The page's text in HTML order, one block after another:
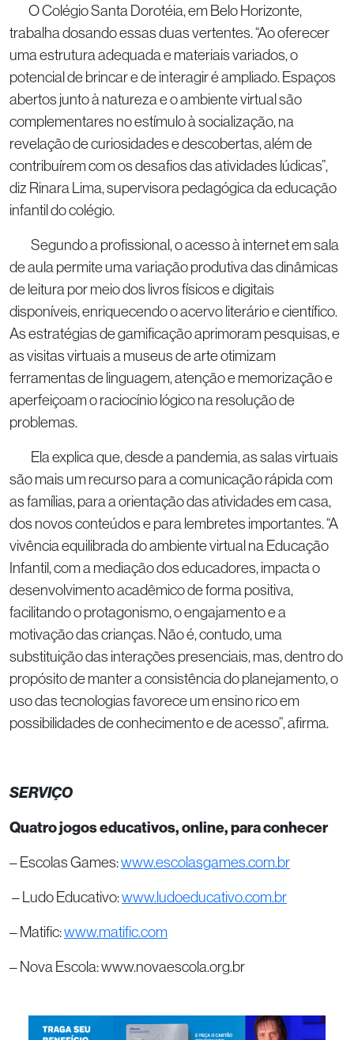
O Colégio Santa Dorotéia, em Belo Horizonte,
trabalha dosando essas duas vertentes. “Ao oferecer
uma estrutura adequada e materiais variados, o
potencial de brincar e de interagir é ampliado. Espaços
abertos junto à natureza e o ambiente virtual são
complementares no estímulo à socialização, na
revelação de curiosidades e descobertas, além de
contribuírem com os desafios das atividades lúdicas”,
diz Rinara Lima, supervisora pedagógica da educação
infantil do colégio.
Segundo a profissional, o acesso à internet em sala
de aula permite uma variação produtiva das dinâmicas
de leitura por meio dos livros físicos e digitais
disponíveis, enriquecendo o acervo literário e científico.
As estratégias de gamificação aprimoram pesquisas, e
as visitas virtuais a museus de arte otimizam
ferramentas de linguagem, atenção e memorização e
aperfeiçoam o raciocínio lógico na resolução de
problemas.
Ela explica que, desde a pandemia, as salas virtuais
são mais um recurso para a comunicação rápida com
as famílias, para a orientação das atividades em casa,
dos novos conteúdos e para lembretes importantes. “A
vivência equilibrada do ambiente virtual na Educação
Infantil, com a mediação dos educadores, impacta o
desenvolvimento acadêmico de forma positiva,
facilitando o protagonismo, o engajamento e a
motivação das crianças. Não é, contudo, uma
substituição das interações presenciais, mas, dentro do
propósito de manter a consistência do planejamento, o
uso das tecnologias favorece um ensino rico em
possibilidades de conhecimento e de acesso”, afirma.
SERVIÇO
Quatro jogos educativos, online, para conhecer
– Escolas Games:www.escolasgames.com.br
– Ludo Educativo:www.ludoeducativo.com.br
– Matific:www.matific.com
– Nova Escola: www.novaescola.org.br